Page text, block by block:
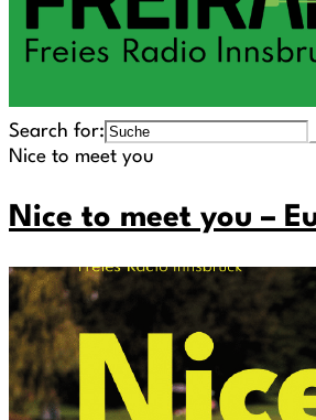
Search for:
Nice to meet you
Nice to meet you –